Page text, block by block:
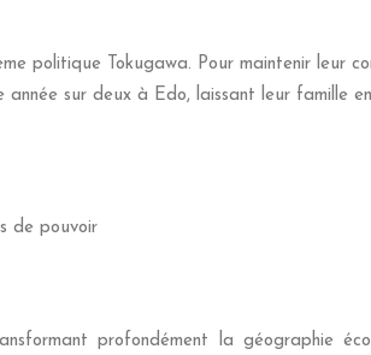
politique Tokugawa. Pour maintenir leur
sur deux à Edo, laissant leur famille
de pouvoir
profondément la géographie